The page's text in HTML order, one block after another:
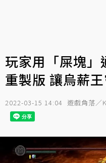
玩家用「屎塊」
重製版 讓烏薪
2022-03-15 14:04 遊戲角落／